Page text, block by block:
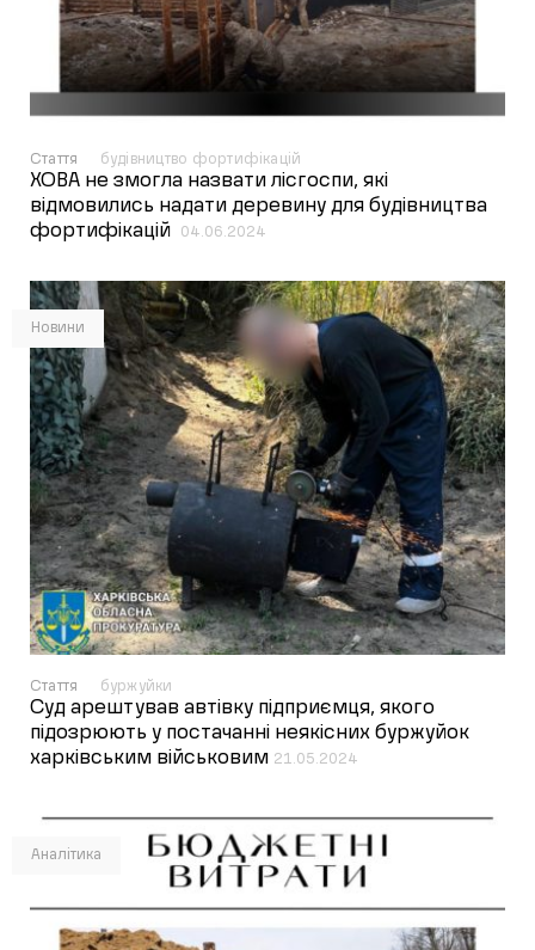
Стаття будівництво фортифікацій
ХОВА не змогла назвати лісгоспи, які
відмовились надати деревину для будівництва
фортифікацій
04.06.2024
Новини
Стаття буржуйки
Суд арештував автівку підприємця, якого
підозрюють у постачанні неякісних буржуйок
харківським військовим 21.05.2024
Аналітика